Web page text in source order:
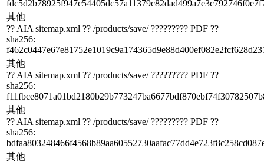
其他
?? AIA sitemap.xml ?? /products/save/ ????????? PDF ??
sha256:
其他
?? AIA sitemap.xml ?? /products/save/ ????????? PDF ??
sha256:
其他
?? AIA sitemap.xml ?? /products/save/ ????????? PDF ??
sha256:
其他